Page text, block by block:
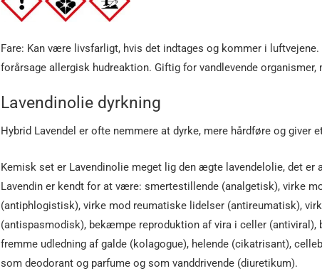
Fare: Kan være livsfarligt, hvis det indtages og kommer i
forårsage allergisk hudreaktion. Giftig for vandlevende organismer,
Lavendinolie dyrkning
Hybrid Lavendel er ofte nemmere at dyrke, mere hårdføre og
Kemisk set er Lavendinolie meget lig den ægte lavendelolie, det
Lavendin er kendt for at være: smertestillende (analgetisk), virke
(antiphlogistisk), virke mod reumatiske lidelser (antireumatisk),
(antispasmodisk), bekæmpe reproduktion af vira i celler
fremme udledning af galde (kolagogue), helende (cikatrisant),
som deodorant og parfume og som vanddrivende (diuretikum).